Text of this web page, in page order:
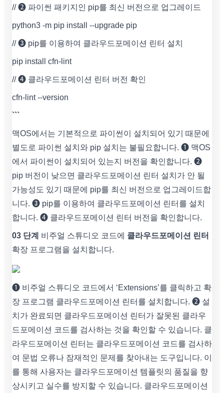
// ➋ 파이썬 패키지인 pip를 최신 버전으로 업그레이드
python3 -m pip install --upgrade pip
// ➌ pip를 이용하여 클라우드포메이션 린터 설치
pip install cfn-lint
// ➍ 클라우드포메이션 린터 버전 확인
cfn-lint --version
```
맥OS에서는 기본적으로 파이썬이 설치되어 있기 때문에
별도로 파이썬 설치와 pip 설치는 불필요합니다. ➊ 맥OS
에서 파이썬이 설치되어 있는지 버전을 확인합니다. ➋
pip 버전이 낮으면 클라우드포메이션 린터 설치가 안 될
가능성도 있기 때문에 pip를 최신 버전으로 업그레이드합
니다. ➌ pip를 이용하여 클라우드포메이션 린터를 설치
합니다. ➍ 클라우드포메이션 린터 버전을 확인합니다.
03 단계 비주얼 스튜디오 코드에 클라우드포메이션 린터
확장 프로그램을 설치합니다.
❶ 비주얼 스튜디오 코드에서 ‘Extensions’를 클릭하고 확
장 프로그램 클라우드포메이션 린터를 설치합니다. ❷ 설
치가 완료되면 클라우드포메이션 린터가 잘못된 클라우
드포메이션 코드를 검사하는 것을 확인할 수 있습니다. 클
라우드포메이션 린터는 클라우드포메이션 코드를 검사하
여 문법 오류나 잠재적인 문제를 찾아내는 도구입니다. 이
를 통해 사용자는 클라우드포메이션 템플릿의 품질을 향
상시키고 실수를 방지할 수 있습니다. 클라우드포메이션